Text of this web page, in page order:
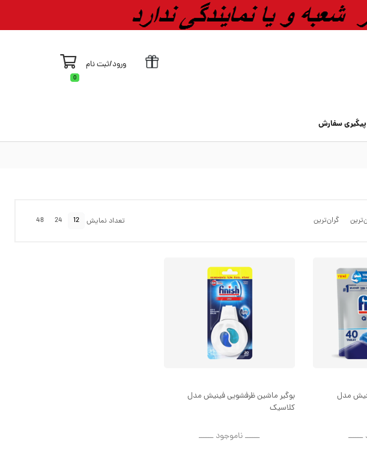
ورود/ثبت نام
0
پیگیری سفارش
گران‌ترین تعداد نمایش 12
24
48
مدل
بوگیر ماشین ظرفشویی فینیش مدل
کلاسیک
ــــــ ناموجود ــــــ